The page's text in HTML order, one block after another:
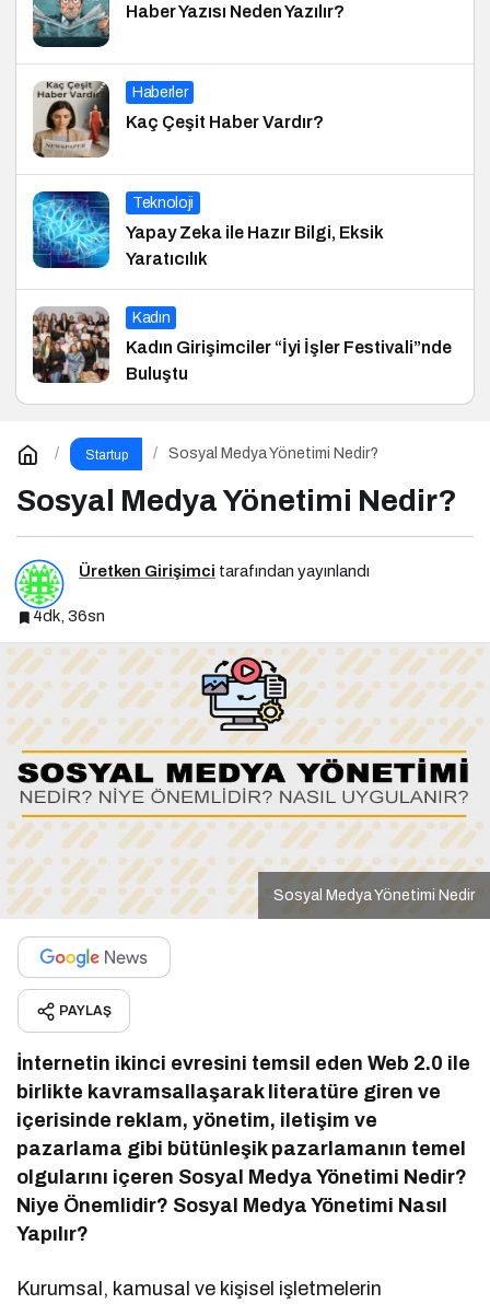
Haber Yazısı Neden Yazılır?
Haberler
Kaç Çeşit Haber Vardır?
Teknoloji
Yapay Zeka ile Hazır Bilgi, Eksik
Yaratıcılık
Kadın
Kadın Girişimciler “İyi İşler Festivali”nde
Buluştu
Startup Sosyal Medya Yönetimi Nedir?
Sosyal Medya Yönetimi Nedir?
Üretken Girişimci tarafından yayınlandı
4dk, 36sn
Sosyal Medya Yönetimi Nedir
PAYLAŞ
İnternetin ikinci evresini temsil eden Web 2.0 ile
birlikte kavramsallaşarak literatüre giren ve
içerisinde reklam, yönetim, iletişim ve
pazarlama gibi bütünleşik pazarlamanın temel
olgularını içeren Sosyal Medya Yönetimi Nedir?
Niye Önemlidir? Sosyal Medya Yönetimi Nasıl
Yapılır?
Kurumsal, kamusal ve kişisel işletmelerin